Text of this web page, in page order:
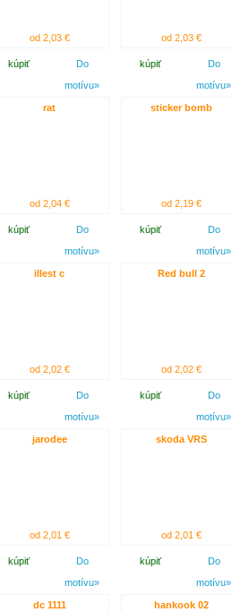
od 2,03 €
kúpiť
Do
motívu»
od 2,03 €
kúpiť
Do
motívu»
rat
od 2,04 €
kúpiť
Do
motívu»
sticker bomb
od 2,19 €
kúpiť
Do
motívu»
illest c
od 2,02 €
kúpiť
Do
motívu»
Red bull 2
od 2,02 €
kúpiť
Do
motívu»
jarodee
od 2,01 €
kúpiť
Do
motívu»
skoda VRS
od 2,01 €
kúpiť
Do
motívu»
dc 1111 hankook 02